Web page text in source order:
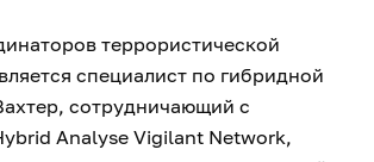
террористической
специалист по гибридной
сотрудничающий с
Analyse Vigilant Network,